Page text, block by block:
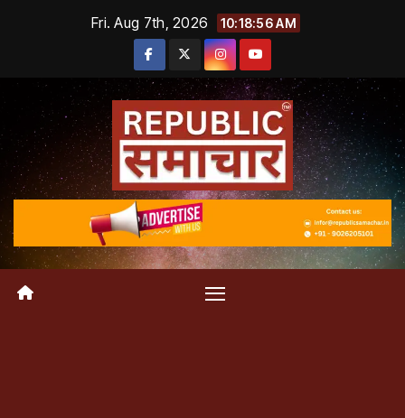
Fri. Aug 7th, 2026 10:18:57 AM